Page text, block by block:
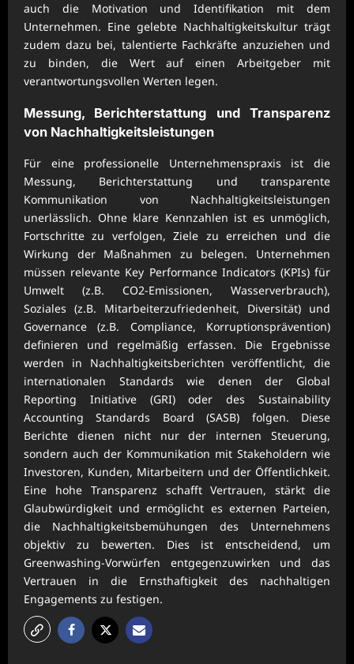
auch die Motivation und Identifikation mit dem
Unternehmen. Eine gelebte Nachhaltigkeitskultur trägt
zudem dazu bei, talentierte Fachkräfte anzuziehen und
zu binden, die Wert auf einen Arbeitgeber mit
verantwortungsvollen Werten legen.
Messung, Berichterstattung und Transparenz
von Nachhaltigkeitsleistungen
Für eine professionelle Unternehmenspraxis ist die
Messung, Berichterstattung und transparente
Kommunikation von Nachhaltigkeitsleistungen
unerlässlich. Ohne klare Kennzahlen ist es unmöglich,
Fortschritte zu verfolgen, Ziele zu erreichen und die
Wirkung der Maßnahmen zu belegen. Unternehmen
müssen relevante Key Performance Indicators (KPIs) für
Umwelt (z.B. CO2-Emissionen, Wasserverbrauch),
Soziales (z.B. Mitarbeiterzufriedenheit, Diversität) und
Governance (z.B. Compliance, Korruptionsprävention)
definieren und regelmäßig erfassen. Die Ergebnisse
werden in Nachhaltigkeitsberichten veröffentlicht, die
internationalen Standards wie denen der Global
Reporting Initiative (GRI) oder des Sustainability
Accounting Standards Board (SASB) folgen. Diese
Berichte dienen nicht nur der internen Steuerung,
sondern auch der Kommunikation mit Stakeholdern wie
Investoren, Kunden, Mitarbeitern und der Öffentlichkeit.
Eine hohe Transparenz schafft Vertrauen, stärkt die
Glaubwürdigkeit und ermöglicht es externen Parteien,
die Nachhaltigkeitsbemühungen des Unternehmens
objektiv zu bewerten. Dies ist entscheidend, um
Greenwashing-Vorwürfen entgegenzuwirken und das
Vertrauen in die Ernsthaftigkeit des nachhaltigen
Engagements zu festigen.